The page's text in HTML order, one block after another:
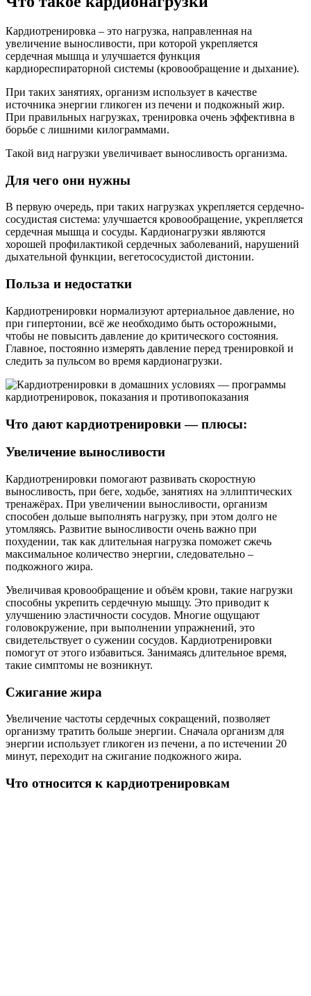
Кардиотренировка – это нагрузка, направленная на
увеличение выносливости, при которой укрепляется
сердечная мышца и улучшается функция
кардиореспираторной системы (кровообращение и дыхание).
При таких занятиях, организм использует в качестве
источника энергии гликоген из печени и подкожный жир.
При правильных нагрузках, тренировка очень эффективна в
борьбе с лишними килограммами.
Такой вид нагрузки увеличивает выносливость организма.
Для чего они нужны
В первую очередь, при таких нагрузках укрепляется сердечно-
сосудистая система: улучшается кровообращение, укрепляется
сердечная мышца и сосуды. Кардионагрузки являются
хорошей профилактикой сердечных заболеваний, нарушений
дыхательной функции, вегетососудистой дистонии.
Польза и недостатки
Кардиотренировки нормализуют артериальное давление, но
при гипертонии, всё же необходимо быть осторожными,
чтобы не повысить давление до критического состояния.
Главное, постоянно измерять давление перед тренировкой и
следить за пульсом во время кардионагрузки.
Что дают кардиотренировки — плюсы:
Увеличение выносливости
Кардиотренировки помогают развивать скоростную
выносливость, при беге, ходьбе, занятиях на эллиптических
тренажёрах. При увеличении выносливости, организм
способен дольше выполнять нагрузку, при этом долго не
утомляясь. Развитие выносливости очень важно при
похудении, так как длительная нагрузка поможет сжечь
максимальное количество энергии, следовательно –
подкожного жира.
Увеличивая кровообращение и объём крови, такие нагрузки
способны укрепить сердечную мышцу. Это приводит к
улучшению эластичности сосудов. Многие ощущают
головокружение, при выполнении упражнений, это
свидетельствует о сужении сосудов. Кардиотренировки
помогут от этого избавиться. Занимаясь длительное время,
такие симптомы не возникнут.
Сжигание жира
Увеличение частоты сердечных сокращений, позволяет
организму тратить больше энергии. Сначала организм для
энергии использует гликоген из печени, а по истечении 20
минут, переходит на сжигание подкожного жира.
Что относится к кардиотренировкам